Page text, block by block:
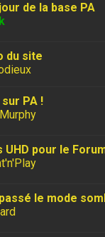
de la base PA
du site
PA !
UHD pour le
le mode